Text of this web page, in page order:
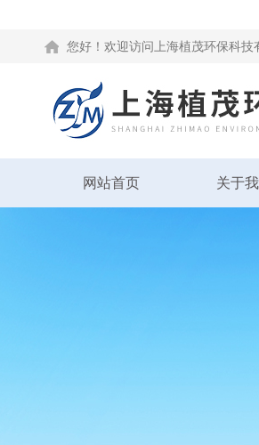
您好！欢迎访问上海植茂环保科技
网站首页 关于